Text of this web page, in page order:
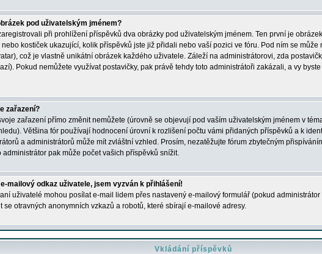
pod uživatelským jménem?
při prohlížení příspěvků dva obrázky pod uživatelským jménem. Ten první je
kostiček ukazující, kolik příspěvků jste již přidali nebo vaší pozici ve fóru. Pod ním se může
což je vlastně unikátní obrázek každého uživatele. Záleží na administrátorovi, zda
Pokud nemůžete využívat postavičky, pak právě tehdy toto administrátoři zakázali, a vy
zařazení?
zařazení přímo změnit nemůžete (úrovně se objevují pod vaším uživatelským jménem v
Většina fór používají hodnocení úrovní k rozlišení počtu vámi přidaných příspěvků a k
a administrátorů může mít zvláštní vzhled. Prosím, nezatěžujte fórum zbytečným
administrátor pak může počet vašich příspěvků snížit.
mailový odkaz uživatele, jsem vyzván k přihlášení!
uživatelé mohou posílat e-mail lidem přes nastavený e-mailový formulář (pokud
se otravných anonymních vzkazů a robotů, které sbírají e-mailové adresy.
Vkládání příspěvků